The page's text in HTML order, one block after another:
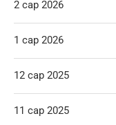
2 сар 2026
1 сар 2026
12 сар 2025
11 сар 2025